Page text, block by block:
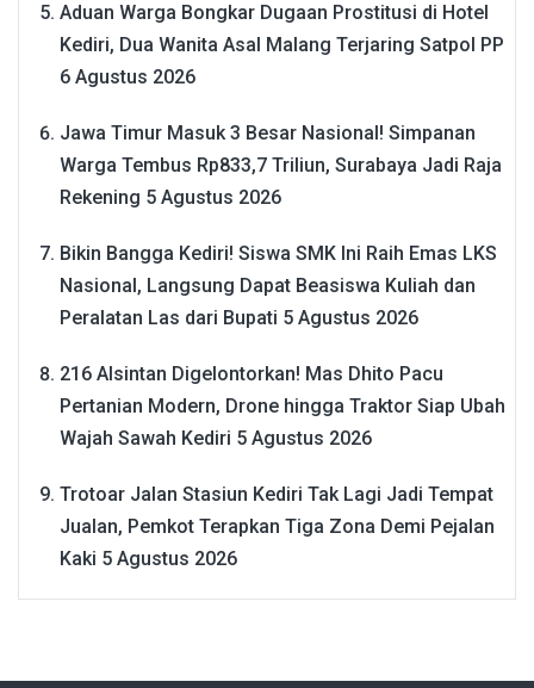
Aduan Warga Bongkar Dugaan Prostitusi di Hotel
Kediri, Dua Wanita Asal Malang Terjaring Satpol PP
6 Agustus 2026
Jawa Timur Masuk 3 Besar Nasional! Simpanan
Warga Tembus Rp833,7 Triliun, Surabaya Jadi Raja
Rekening 5 Agustus 2026
Bikin Bangga Kediri! Siswa SMK Ini Raih Emas LKS
Nasional, Langsung Dapat Beasiswa Kuliah dan
Peralatan Las dari Bupati 5 Agustus 2026
216 Alsintan Digelontorkan! Mas Dhito Pacu
Pertanian Modern, Drone hingga Traktor Siap Ubah
Wajah Sawah Kediri 5 Agustus 2026
Trotoar Jalan Stasiun Kediri Tak Lagi Jadi Tempat
Jualan, Pemkot Terapkan Tiga Zona Demi Pejalan
Kaki 5 Agustus 2026